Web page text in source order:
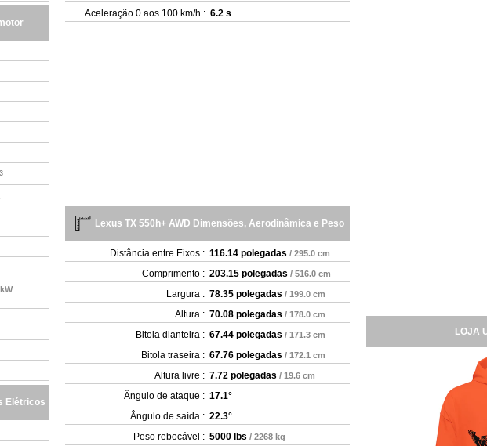
3
Elétricos
Aceleração 0 aos 100 km/h : 6.2 s
Lexus TX 550h+ AWD Dimensões, Aerodinâmica e Peso
Distância entre Eixos : 116.14 polegadas / 295.0 cm
Comprimento : 203.15 polegadas / 516.0 cm
Largura : 78.35 polegadas / 199.0 cm
Altura : 70.08 polegadas / 178.0 cm
Bitola dianteira : 67.44 polegadas / 171.3 cm
Bitola traseira : 67.76 polegadas / 172.1 cm
Altura livre : 7.72 polegadas / 19.6 cm
Ângulo de ataque : 17.1°
Ângulo de saída : 22.3°
Peso rebocável : 5000 lbs / 2268 kg
LOJA